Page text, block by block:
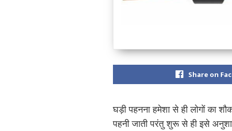
Share on
घड़ी पहनना हमेशा से ही लोगों का
पहनी जाती परंतु शुरू से ही इसे